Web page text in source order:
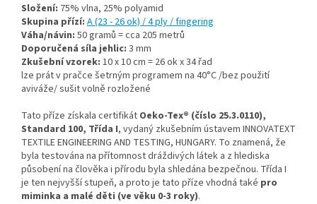
Složení: 75% vlna, 25% polyamid
Skupina přízí: A (23 - 26 ok) / 4 ply / fingering
Váha/návin: 50 gramů = cca 205 metrů
Doporučená síla jehlic: 3 mm
Zkušební vzorek: 10 x 10 cm = 26 ok x 34 řad
lze prát v pračce šetrným programem na 40°C /bez použití
aviváže/ sušit volně rozložené
Tato příze získala certifikát Oeko-Tex® (číslo 25.3.0110),
Standard 100, Třída I, vydaný zkušebním ústavem INNOVATEXT
TEXTILE ENGINEERING AND TESTING, HUNGARY. To znamená, že
byla testována na přítomnost dráždivých látek a z hlediska
působení na člověka i přírodu byla shledána bezpečnou. Třída I
je ten nejvyšší stupeň, a proto je tato příze vhodná také pro
miminka a malé děti (ve věku 0-3 roky).